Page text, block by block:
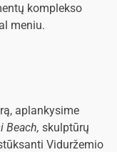
komplekso
meniu.
aplankysime
Beach, skulptūrų
Viduržemio